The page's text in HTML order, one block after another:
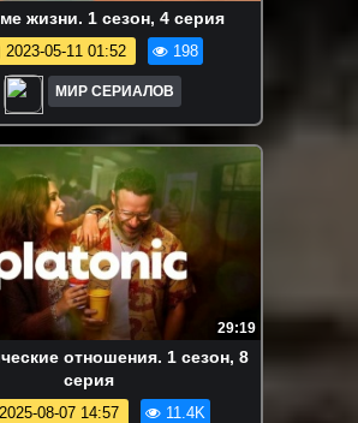
жизни. 1 сезон, 4 серия
2023-05-11 01:52 198
МИР СЕРИАЛОВ
29:19
отношения. 1 сезон, 8
серия
2025-08-07 14:57 11.4K